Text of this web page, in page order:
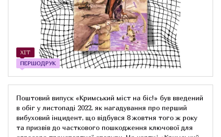
ХІТ
ПЕРШОДРУК
Поштовий випуск «Кримський міст на біс!» був введений
в обіг у листопаді 2022, як нагадування про перший
вибуховий інцидент, що відбувся 8 жовтня того ж року
та призвів до часткового пошкодження ключової для